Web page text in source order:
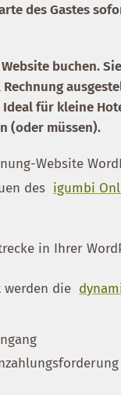
des Gastes
buchen.
für kleine
(oder müssen).
Website
des igumbi
in Ihrer
werden die